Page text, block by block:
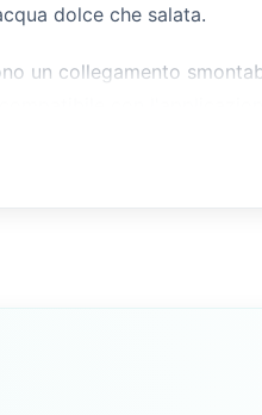
dolce che salata.
un collegamento